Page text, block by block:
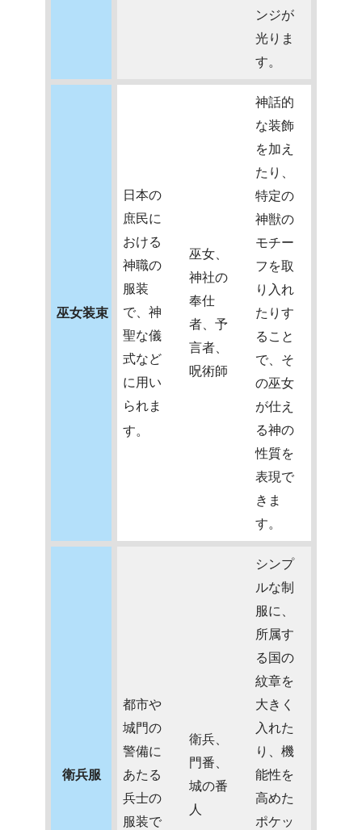
ンジが
光りま
す。
巫女装束
日本の
庶民に
おける
神職の
服装
で、神
聖な儀
式など
に用い
られま
す。
巫女、
神社の
奉仕
者、予
言者、
呪術師
神話的
な装飾
を加え
たり、
特定の
神獣の
モチー
フを取
り入れ
たりす
ること
で、そ
の巫女
が仕え
る神の
性質を
表現で
きま
す。
衛兵服
都市や
城門の
警備に
あたる
兵士の
服装で
衛兵、
門番、
城の番
人
シンプ
ルな制
服に、
所属す
る国の
紋章を
大きく
入れた
り、機
能性を
高めた
ポケッ